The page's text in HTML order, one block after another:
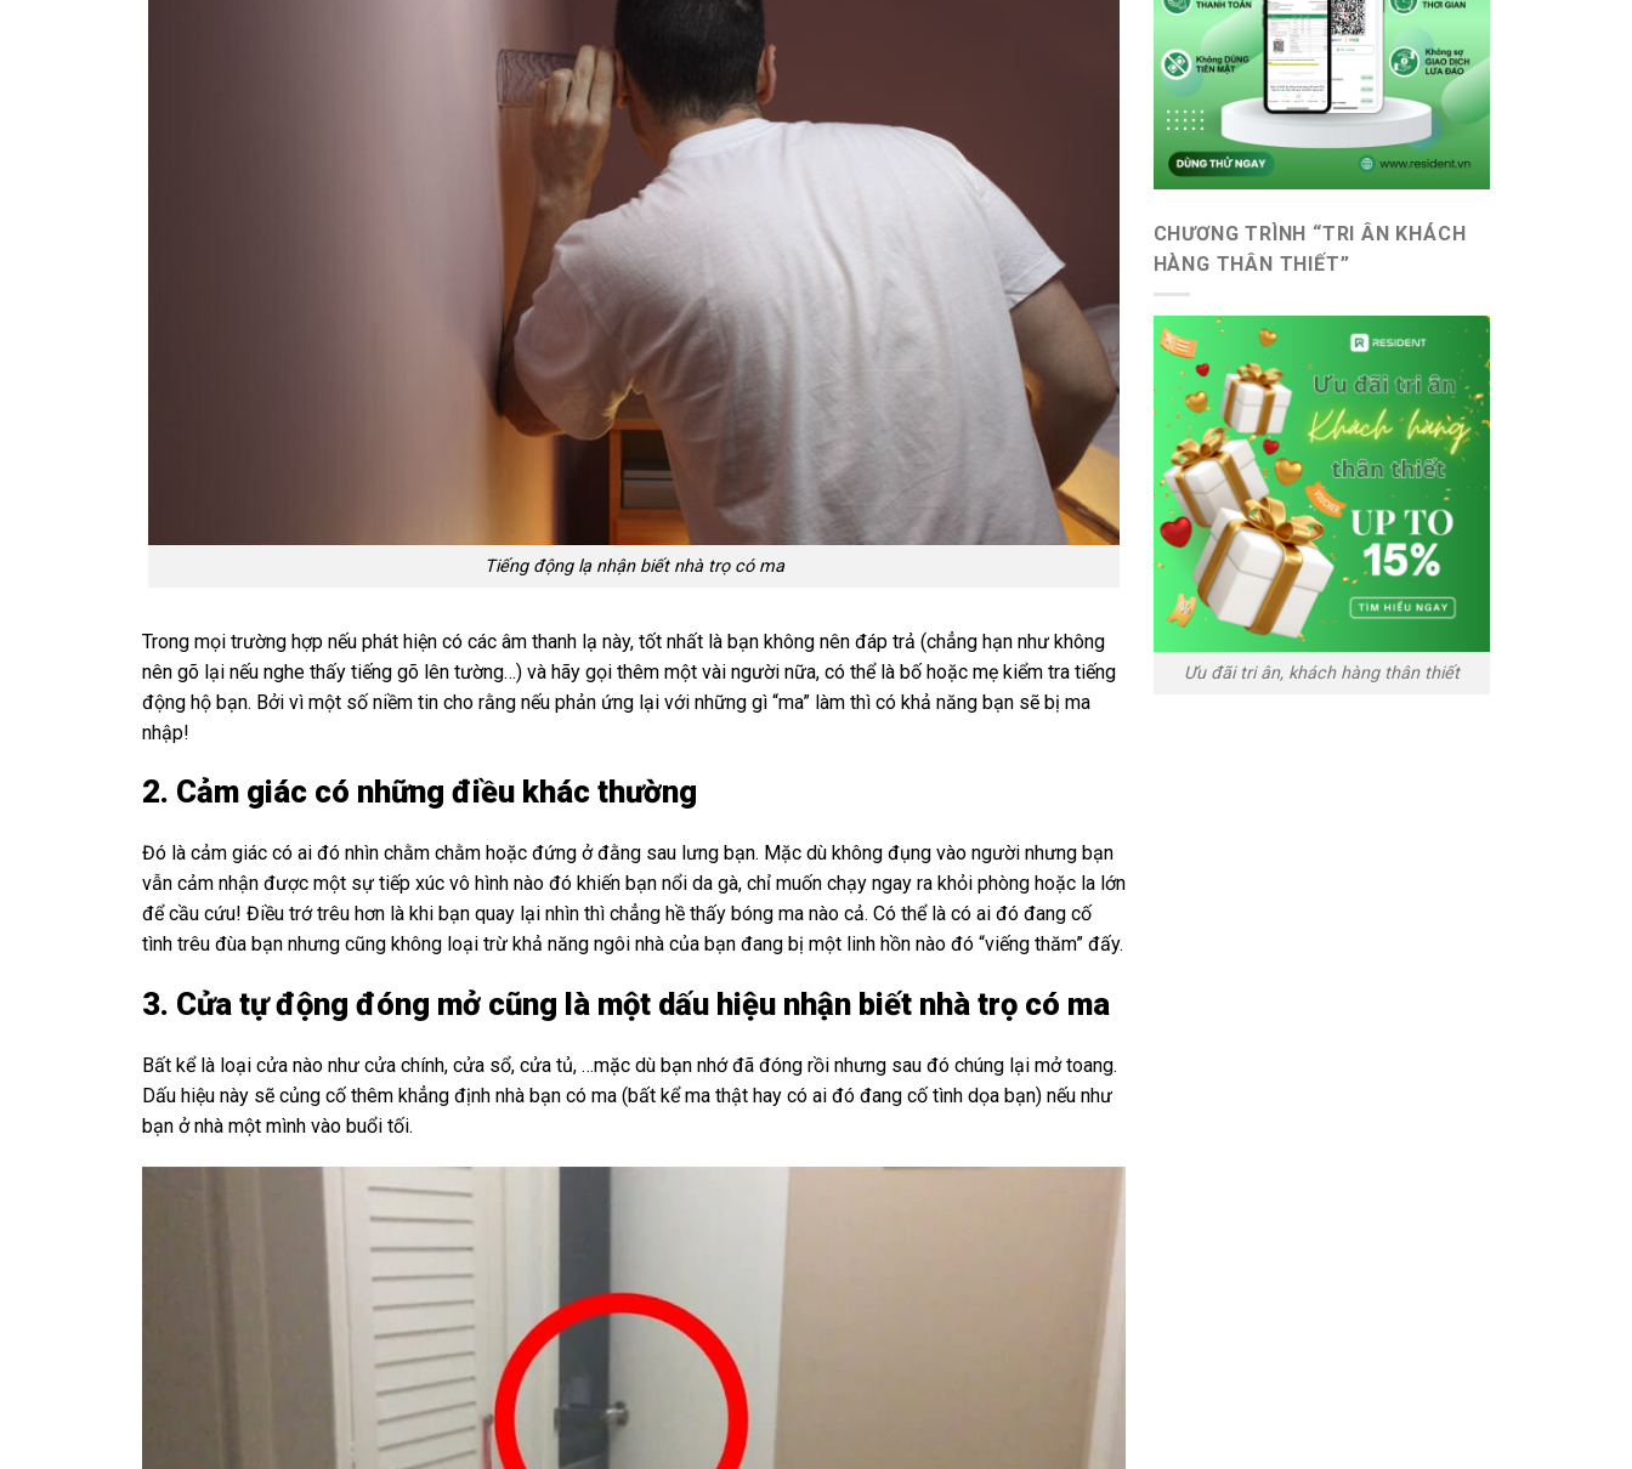
Tiếng động lạ nhận biết nhà trọ có ma
Trong mọi trường hợp nếu phát hiện có các âm thanh lạ này, tốt nhất là bạn không nên đáp trả (chẳng hạn như không
nên gõ lại nếu nghe thấy tiếng gõ lên tường…) và hãy gọi thêm một vài người nữa, có thể là bố hoặc mẹ kiểm tra tiếng
động hộ bạn. Bởi vì một số niềm tin cho rằng nếu phản ứng lại với những gì “ma” làm thì có khả năng bạn sẽ bị ma
nhập!
2. Cảm giác có những điều khác thường
Đó là cảm giác có ai đó nhìn chằm chằm hoặc đứng ở đằng sau lưng bạn. Mặc dù không đụng vào người nhưng bạn
vẫn cảm nhận được một sự tiếp xúc vô hình nào đó khiến bạn nổi da gà, chỉ muốn chạy ngay ra khỏi phòng hoặc la lớn
để cầu cứu! Điều trớ trêu hơn là khi bạn quay lại nhìn thì chẳng hề thấy bóng ma nào cả. Có thể là có ai đó đang cố
tình trêu đùa bạn nhưng cũng không loại trừ khả năng ngôi nhà của bạn đang bị một linh hồn nào đó “viếng thăm” đấy.
3. Cửa tự động đóng mở cũng là một dấu hiệu nhận biết nhà trọ có ma
Bất kể là loại cửa nào như cửa chính, cửa sổ, cửa tủ, …mặc dù bạn nhớ đã đóng rồi nhưng sau đó chúng lại mở toang.
Dấu hiệu này sẽ củng cố thêm khẳng định nhà bạn có ma (bất kể ma thật hay có ai đó đang cố tình dọa bạn) nếu như
bạn ở nhà một mình vào buổi tối.
CHƯƠNG TRÌNH “TRI ÂN KHÁCH
HÀNG THÂN THIẾT”
Ưu đãi tri ân, khách hàng thân thiết